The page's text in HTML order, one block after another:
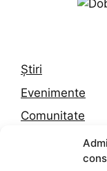
Știri
Evenimente
Comunitate
Vremea în